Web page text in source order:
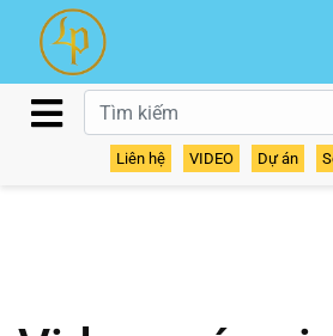
Liên hệ VIDEO Dự án